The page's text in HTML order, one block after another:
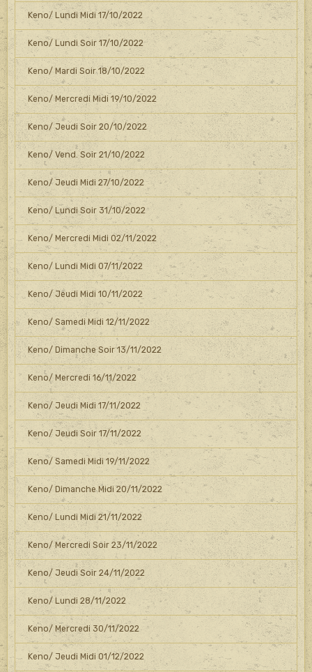
Keno/ Lundi Midi 17/10/2022
Keno/ Lundi Soir 17/10/2022
Keno/ Mardi Soir 18/10/2022
Keno/ Mercredi Midi 19/10/2022
Keno/ Jeudi Soir 20/10/2022
Keno/ Vend. Soir 21/10/2022
Keno/ Jeudi Midi 27/10/2022
Keno/ Lundi Soir 31/10/2022
Keno/ Mercredi Midi 02/11/2022
Keno/ Lundi Midi 07/11/2022
Keno/ Jeudi Midi 10/11/2022
Keno/ Samedi Midi 12/11/2022
Keno/ Dimanche Soir 13/11/2022
Keno/ Mercredi 16/11/2022
Keno/ Jeudi Midi 17/11/2022
Keno/ Jeudi Soir 17/11/2022
Keno/ Samedi Midi 19/11/2022
Keno/ Dimanche Midi 20/11/2022
Keno/ Lundi Midi 21/11/2022
Keno/ Mercredi Soir 23/11/2022
Keno/ Jeudi Soir 24/11/2022
Keno/ Lundi 28/11/2022
Keno/ Mercredi 30/11/2022
Keno/ Jeudi Midi 01/12/2022